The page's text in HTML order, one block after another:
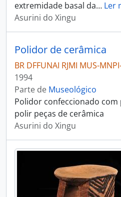
extremidade basal da… Ler
Asurini do Xingu
Polidor de cerâmica
BR DFFUNAI RJMI MUS-
1994
Parte de Museológico
Polidor confeccionado com
polir peças de cerâmica
Asurini do Xingu